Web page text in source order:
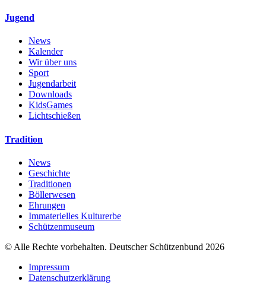
Jugend
News
Kalender
Wir über uns
Sport
Jugendarbeit
Downloads
KidsGames
Lichtschießen
Tradition
News
Geschichte
Traditionen
Böllerwesen
Ehrungen
Immaterielles Kulturerbe
Schützenmuseum
© Alle Rechte vorbehalten. Deutscher Schützenbund 2026
Impressum
Datenschutzerklärung